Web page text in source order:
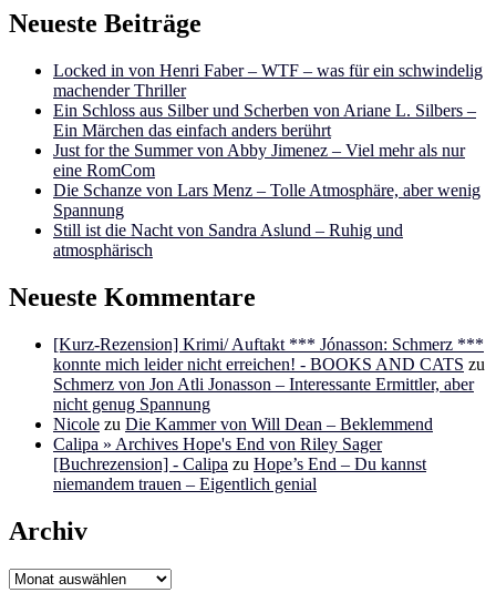
Neueste Beiträge
Locked in von Henri Faber – WTF – was für ein schwindelig
machender Thriller
Ein Schloss aus Silber und Scherben von Ariane L. Silbers –
Ein Märchen das einfach anders berührt
Just for the Summer von Abby Jimenez – Viel mehr als nur
eine RomCom
Die Schanze von Lars Menz – Tolle Atmosphäre, aber wenig
Spannung
Still ist die Nacht von Sandra Aslund – Ruhig und
atmosphärisch
Neueste Kommentare
[Kurz-Rezension] Krimi/ Auftakt *** Jónasson: Schmerz ***
konnte mich leider nicht erreichen! - BOOKS AND CATS zu
Schmerz von Jon Atli Jonasson – Interessante Ermittler, aber
nicht genug Spannung
Nicole zu Die Kammer von Will Dean – Beklemmend
Calipa » Archives Hope's End von Riley Sager
[Buchrezension] - Calipa zu Hope’s End – Du kannst
niemandem trauen – Eigentlich genial
Archiv
Archiv